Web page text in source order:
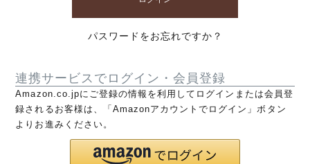
パスワードをお忘れですか？
連携サービスでログイン・会員登録
Amazon.co.jpにご登録の情報を利用してログインまたは会員登
録されるお客様は、「Amazonアカウントでログイン」ボタン
よりお進みください。